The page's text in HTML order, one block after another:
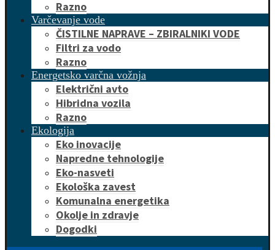
Razno
Varčevanje vode
ČISTILNE NAPRAVE – ZBIRALNIKI VODE
Filtri za vodo
Razno
Energetsko varčna vožnja
Električni avto
Hibridna vozila
Razno
Ekologija
Eko inovacije
Napredne tehnologije
Eko-nasveti
Ekološka zavest
Komunalna energetika
Okolje in zdravje
Dogodki